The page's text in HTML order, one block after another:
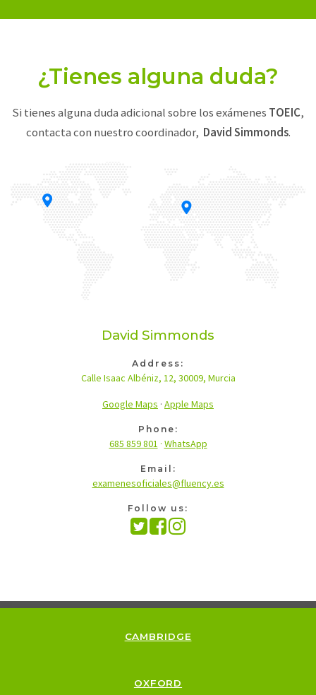
¿Tienes alguna duda?
Si tienes alguna duda adicional sobre los exámenes TOEIC,
contacta con nuestro coordinador, David Simmonds.
David Simmonds
Address:
Calle Isaac Albéniz, 12, 30009, Murcia
Google Maps · Apple Maps
Phone:
685 859 801 · WhatsApp
Email:
examenesoficiales@fluency.es
Follow us:
CAMBRIDGE
OXFORD